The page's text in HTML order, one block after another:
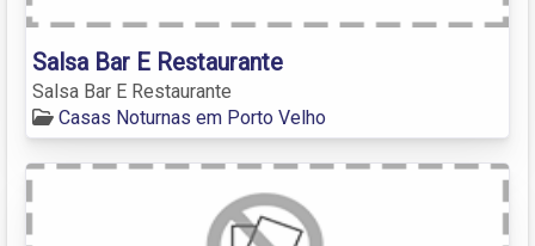
Salsa Bar E Restaurante
Salsa Bar E Restaurante
Casas Noturnas em Porto Velho